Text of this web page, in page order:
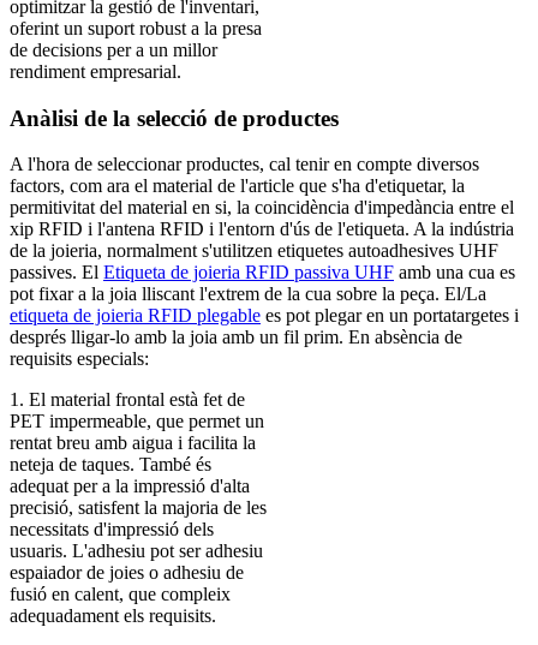
optimitzar la gestió de l'inventari,
oferint un suport robust a la presa
de decisions per a un millor
rendiment empresarial.
Anàlisi de la selecció de productes
A l'hora de seleccionar productes, cal tenir en compte diversos
factors, com ara el material de l'article que s'ha d'etiquetar, la
permitivitat del material en si, la coincidència d'impedància entre el
xip RFID i l'antena RFID i l'entorn d'ús de l'etiqueta. A la indústria
de la joieria, normalment s'utilitzen etiquetes autoadhesives UHF
passives. El Etiqueta de joieria RFID passiva UHF amb una cua es
pot fixar a la joia lliscant l'extrem de la cua sobre la peça. El/La
etiqueta de joieria RFID plegable es pot plegar en un portatargetes i
després lligar-lo amb la joia amb un fil prim. En absència de
requisits especials:
1. El material frontal està fet de
PET impermeable, que permet un
rentat breu amb aigua i facilita la
neteja de taques. També és
adequat per a la impressió d'alta
precisió, satisfent la majoria de les
necessitats d'impressió dels
usuaris. L'adhesiu pot ser adhesiu
espaiador de joies o adhesiu de
fusió en calent, que compleix
adequadament els requisits.